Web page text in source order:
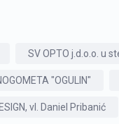
SV OPTO j.d.o.o. u
"OGULIN"
vl. Daniel Pribanić